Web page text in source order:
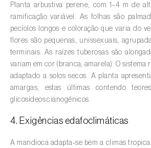
Melissa, Pimpinella,
Arroz (Oryza spp.)
Aveia (Avena sativa)
Aveleira (Corylus avellana L.)
Azinheira (Quercus ilex e
Planta arbustiva perene, com 1–4 m de
ramificação variável. As folhas são
pecíolos longos e coloração que varia do
flores são pequenas, unissexuais,
terminais. As raízes tuberosas são
variam em cor (branca, amarela). O
adaptado a solos secos. A planta
amargas, estas últimas contendo
glicosídeos cianogénicos.
4. Exigências edafoclimáticas
A mandioca adapta‑se bem a climas